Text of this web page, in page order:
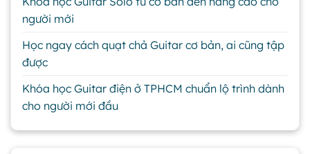
người mới
Học ngay cách quạt chả Guitar cơ bản, ai cũng tập
được
Khóa học Guitar điện ở TPHCM chuẩn lộ trình dành
cho người mới đầu